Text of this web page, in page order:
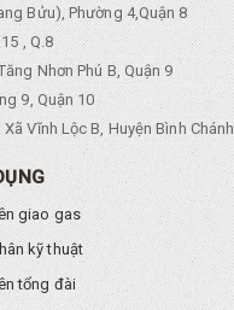
Bửu), Phường 4,Quận 8
, Q.8
Nhơn Phú B, Quận 9
9, Quận 10
Vĩnh Lộc B, Huyện Bình Chánh
giao gas
kỹ thuật
tổng đài